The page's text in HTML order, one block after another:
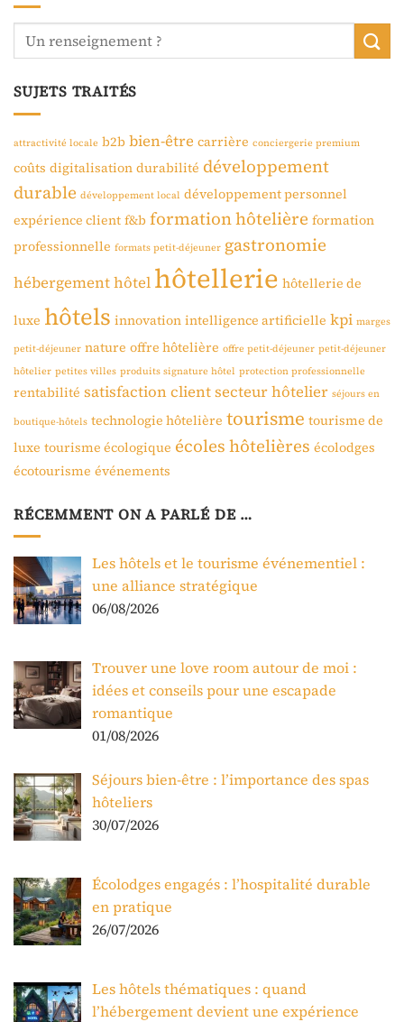
SUJETS TRAITÉS
attractivité locale b2b bien-être carrière conciergerie premium
coûts digitalisation durabilité développement
durable développement local développement personnel
expérience client f&b formation hôtelière formation
professionnelle formats petit-déjeuner gastronomie
hébergementhôtel hôtellerie hôtellerie de
luxe hôtels innovation intelligence artificielle kpi marges
petit-déjeuner nature offre hôtelière offre petit-déjeuner petit-déjeuner
hôtelier petites villes produits signature hôtel protection professionnelle
rentabilité satisfaction clientsecteur hôtelier séjours en
boutique-hôtels technologie hôtelière tourisme tourisme de
luxe tourisme écologique écoles hôtelières écolodges
écotourisme événements
RÉCEMMENT ON A PARLÉ DE …
Les hôtels et le tourisme événementiel :
une alliance stratégique
06/08/2026
Trouver une love room autour de moi :
idées et conseils pour une escapade
romantique
01/08/2026
Séjours bien-être : l’importance des spas
hôteliers
30/07/2026
Écolodges engagés : l’hospitalité durable
en pratique
26/07/2026
Les hôtels thématiques : quand
l’hébergement devient une expérience